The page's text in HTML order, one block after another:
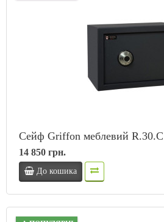
Сейф Griffon меблевий R.30.C
14 850 грн.
До кошика